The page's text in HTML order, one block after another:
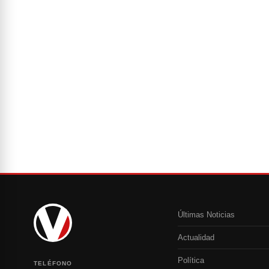
TELÉFONO
Últimas Noticias
Actualidad
Política